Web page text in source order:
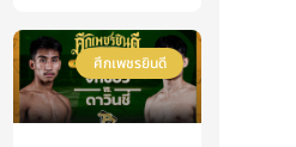
ศึกเพชรยินดี